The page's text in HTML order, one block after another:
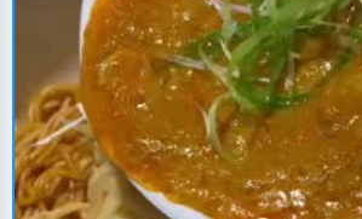
🔥 火热上新
6只螃蟹一碗面 编导：卢颖